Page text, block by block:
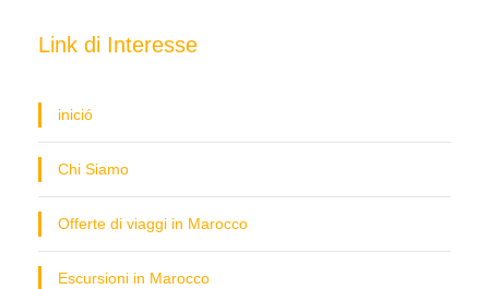
Link di Interesse
inició
Chi Siamo
Offerte di viaggi in Marocco
Escursioni in Marocco